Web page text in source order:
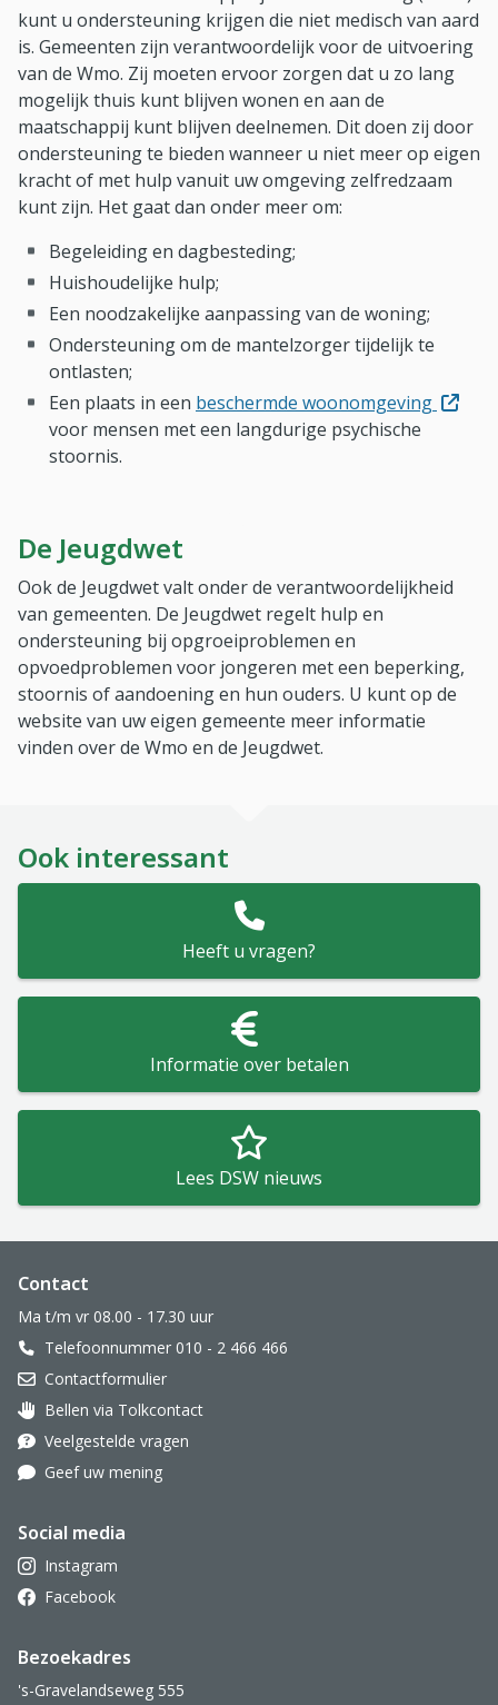
kunt u ondersteuning krijgen die niet medisch van aard
is. Gemeenten zijn verantwoordelijk voor de uitvoering
van de Wmo. Zij moeten ervoor zorgen dat u zo lang
mogelijk thuis kunt blijven wonen en aan de
maatschappij kunt blijven deelnemen. Dit doen zij door
ondersteuning te bieden wanneer u niet meer op eigen
kracht of met hulp vanuit uw omgeving zelfredzaam
kunt zijn. Het gaat dan onder meer om:
Begeleiding en dagbesteding;
Huishoudelijke hulp;
Een noodzakelijke aanpassing van de woning;
Ondersteuning om de mantelzorger tijdelijk te
ontlasten;
Een plaats in een beschermde woonomgeving
voor mensen met een langdurige psychische
stoornis.
De Jeugdwet
Ook de Jeugdwet valt onder de verantwoordelijkheid
van gemeenten. De Jeugdwet regelt hulp en
ondersteuning bij opgroeiproblemen en
opvoedproblemen voor jongeren met een beperking,
stoornis of aandoening en hun ouders. U kunt op de
website van uw eigen gemeente meer informatie
vinden over de Wmo en de Jeugdwet.
Ook interessant
Heeft u vragen?
Informatie over betalen
Lees DSW nieuws
Website footer
Contact
Ma t/m vr 08.00 - 17.30 uur
Telefoonnummer 010 - 2 466 466
Contactformulier
Oor met hoortoestel
Bellen via Tolkcontact
Veelgestelde vragen
Geef uw mening
Social media
Instagram
Facebook
Bezoekadres
's-Gravelandseweg 555